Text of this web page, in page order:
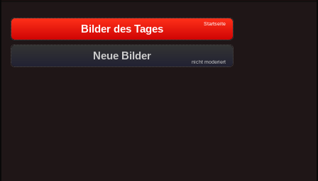
Bilder des Tages Startseite
Neue Bilder
nicht moderiert